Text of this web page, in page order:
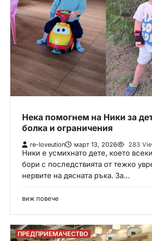
Нека помогнем на Ники за
болка и ограничения
re-loveution март 13, 2026 283
Ники е усмихнато дете, което
бори с последствията от тежко
нервите на дясната ръка. За…
виж повече
ПРЕДПРИЕМАЧЕСТВО